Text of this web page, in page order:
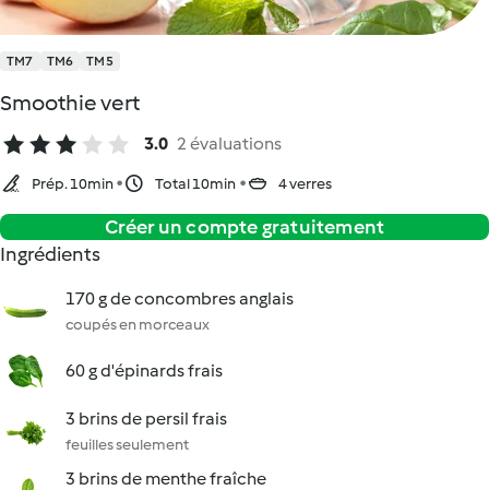
TM7 TM6 TM5
Smoothie vert
3.0 2 évaluations
Prép. 10min Total 10min 4 verres
Créer un compte gratuitement
Ingrédients
170 g de concombres anglais
coupés en morceaux
60 g d'épinards frais
3 brins de persil frais
feuilles seulement
3 brins de menthe fraîche